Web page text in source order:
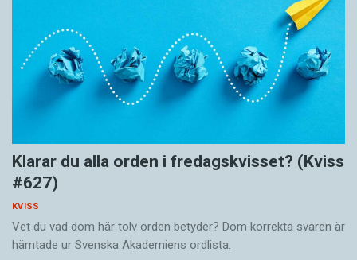
Klarar du alla orden i fredagskvisset? (Kviss
#627)
KVISS
Vet du vad dom här tolv orden betyder? Dom korrekta svaren är
hämtade ur Svenska Akademiens ordlista.